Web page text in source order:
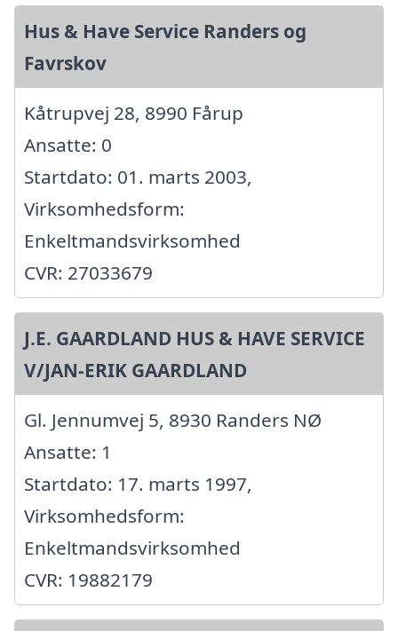
Hus & Have Service Randers og
Favrskov
Kåtrupvej 28, 8990 Fårup
Ansatte: 0
Startdato: 01. marts 2003,
Virksomhedsform:
Enkeltmandsvirksomhed
CVR: 27033679
J.E. GAARDLAND HUS & HAVE SERVICE
V/JAN-ERIK GAARDLAND
Gl. Jennumvej 5, 8930 Randers NØ
Ansatte: 1
Startdato: 17. marts 1997,
Virksomhedsform:
Enkeltmandsvirksomhed
CVR: 19882179